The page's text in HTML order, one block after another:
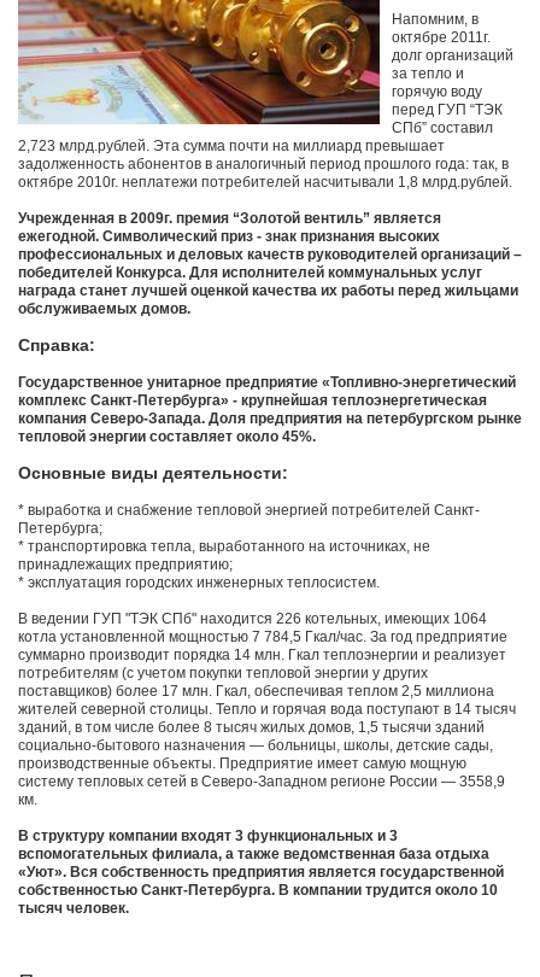
Напомним, в
октябре 2011г.
долг организаций
за тепло и
горячую воду
перед ГУП “ТЭК
СПб” составил
2,723 млрд.рублей. Эта сумма почти на миллиард превышает
задолженность абонентов в аналогичный период прошлого года: так, в
октябре 2010г. неплатежи потребителей насчитывали 1,8 млрд.рублей.
Учрежденная в 2009г. премия “Золотой вентиль” является
ежегодной. Символический приз - знак признания высоких
профессиональных и деловых качеств руководителей организаций –
победителей Конкурса. Для исполнителей коммунальных услуг
награда станет лучшей оценкой качества их работы перед жильцами
обслуживаемых домов.
Справка:
Государственное унитарное предприятие «Топливно-энергетический
комплекс Санкт-Петербурга» - крупнейшая теплоэнергетическая
компания Северо-Запада. Доля предприятия на петербургском рынке
тепловой энергии составляет около 45%.
Основные виды деятельности:
* выработка и снабжение тепловой энергией потребителей Санкт-
Петербурга;
* транспортировка тепла, выработанного на источниках, не
принадлежащих предприятию;
* эксплуатация городских инженерных теплосистем.
В ведении ГУП "ТЭК СПб" находится 226 котельных, имеющих 1064
котла установленной мощностью 7 784,5 Гкал/час. За год предприятие
суммарно производит порядка 14 млн. Гкал теплоэнергии и реализует
потребителям (с учетом покупки тепловой энергии у других
поставщиков) более 17 млн. Гкал, обеспечивая теплом 2,5 миллиона
жителей северной столицы. Тепло и горячая вода поступают в 14 тысяч
зданий, в том числе более 8 тысяч жилых домов, 1,5 тысячи зданий
социально-бытового назначения — больницы, школы, детские сады,
производственные объекты. Предприятие имеет самую мощную
систему тепловых сетей в Северо-Западном регионе России — 3558,9
км.
В структуру компании входят 3 функциональных и 3
вспомогательных филиала, а также ведомственная база отдыха
«Уют». Вся собственность предприятия является государственной
собственностью Санкт-Петербурга. В компании трудится около 10
тысяч человек.